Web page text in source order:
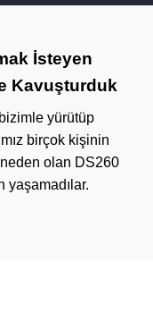
İsteyen
Kavuşturduk
yürütüp
birçok kişinin
olan DS260
yaşamadılar.